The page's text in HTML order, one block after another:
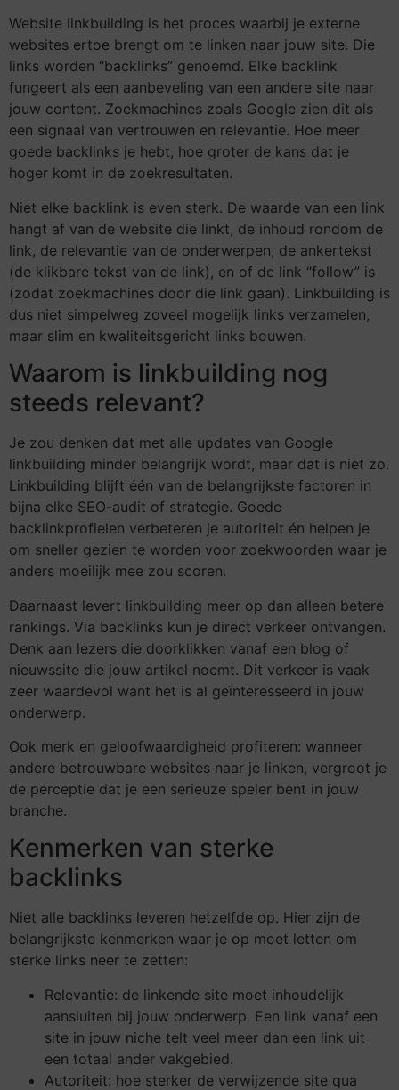
Website linkbuilding is het proces waarbij je externe
websites ertoe brengt om te linken naar jouw site. Die
links worden “backlinks” genoemd. Elke backlink
fungeert als een aanbeveling van een andere site naar
jouw content. Zoekmachines zoals Google zien dit als
een signaal van vertrouwen en relevantie. Hoe meer
goede backlinks je hebt, hoe groter de kans dat je
hoger komt in de zoekresultaten.
Niet elke backlink is even sterk. De waarde van een link
hangt af van de website die linkt, de inhoud rondom de
link, de relevantie van de onderwerpen, de ankertekst
(de klikbare tekst van de link), en of de link “follow” is
(zodat zoekmachines door die link gaan). Linkbuilding is
dus niet simpelweg zoveel mogelijk links verzamelen,
maar slim en kwaliteitsgericht links bouwen.
Waarom is linkbuilding nog
steeds relevant?
Je zou denken dat met alle updates van Google
linkbuilding minder belangrijk wordt, maar dat is niet zo.
Linkbuilding blijft één van de belangrijkste factoren in
bijna elke SEO-audit of strategie. Goede
backlinkprofielen verbeteren je autoriteit én helpen je
om sneller gezien te worden voor zoekwoorden waar je
anders moeilijk mee zou scoren.
Daarnaast levert linkbuilding meer op dan alleen betere
rankings. Via backlinks kun je direct verkeer ontvangen.
Denk aan lezers die doorklikken vanaf een blog of
nieuwssite die jouw artikel noemt. Dit verkeer is vaak
zeer waardevol want het is al geïnteresseerd in jouw
onderwerp.
Ook merk en geloofwaardigheid profiteren: wanneer
andere betrouwbare websites naar je linken, vergroot je
de perceptie dat je een serieuze speler bent in jouw
branche.
Kenmerken van sterke
backlinks
Niet alle backlinks leveren hetzelfde op. Hier zijn de
belangrijkste kenmerken waar je op moet letten om
sterke links neer te zetten:
Relevantie: de linkende site moet inhoudelijk
aansluiten bij jouw onderwerp. Een link vanaf een
site in jouw niche telt veel meer dan een link uit
een totaal ander vakgebied.
Autoriteit: hoe sterker de verwijzende site qua